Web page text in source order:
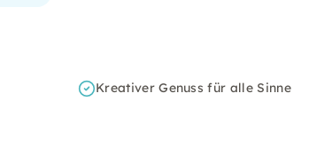
Kreativer Genuss für alle Sinne